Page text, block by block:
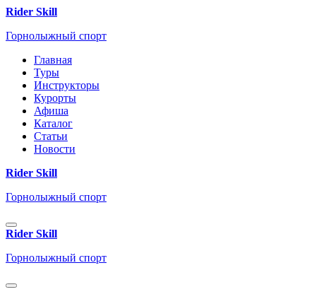
Rider Skill
Горнолыжный спорт
Главная
Туры
Инструкторы
Курорты
Афиша
Каталог
Статьи
Новости
Rider Skill
Горнолыжный спорт
Rider Skill
Горнолыжный спорт